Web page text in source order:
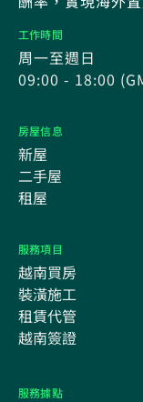
工作時間
周一至週日
09:00 - 18:00
房屋信息
新屋
二手屋
租屋
服務項目
越南買房
裝潢施工
租賃代管
越南簽證
服務據點